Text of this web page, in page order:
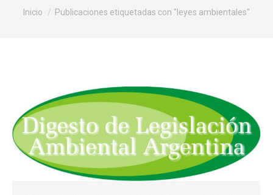
Estás aquí:
Inicio Publicaciones etiquetadas con "leyes ambientales"